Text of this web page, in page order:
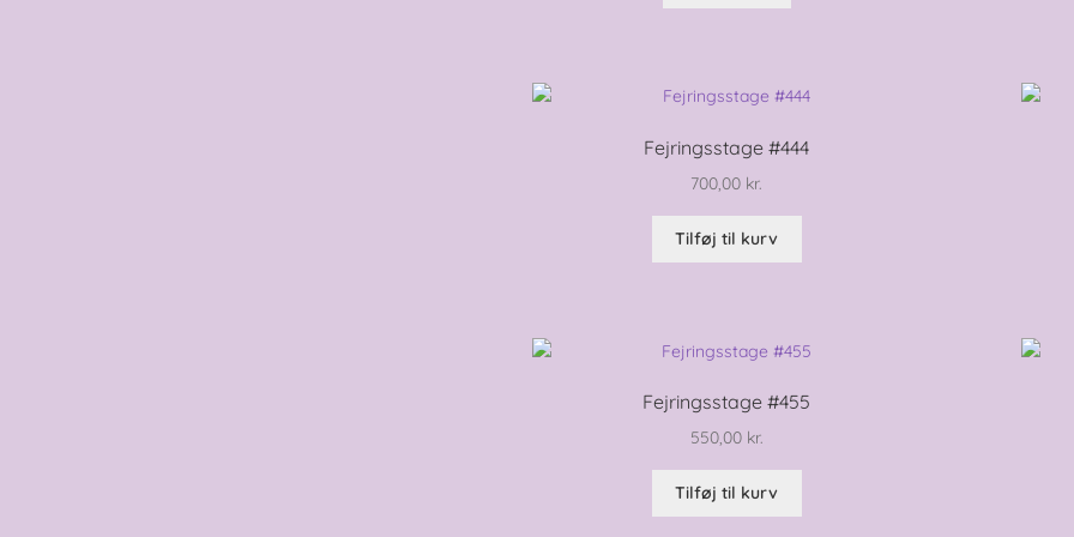
Fejringsstage #444
700,00 kr.
Tilføj til kurv
Fejringsstage #455
550,00 kr.
Tilføj til kurv